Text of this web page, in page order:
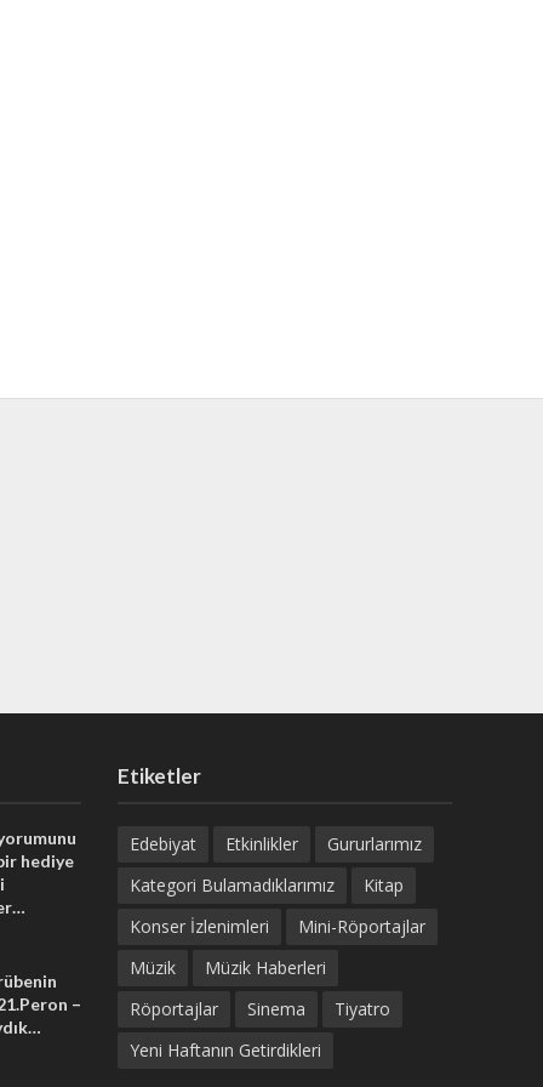
hediye
–
Etiketler
Edebiyat Etkinlikler
Gururlarımız
Kategori Bulamadıklarımız
Kitap
Konser İzlenimleri
Mini-Röportajlar
Müzik
Müzik Haberleri
Röportajlar
Sinema
Tiyatro
Yeni Haftanın Getirdikleri